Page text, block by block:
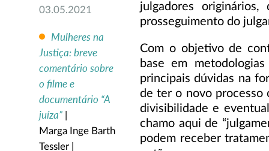
03.05.2021
Mulheres na
Justiça: breve
comentário sobre
o filme e
documentário “A
juíza”
Marga Inge Barth
Tessler |
julgadores
prosseguimento do
Com o objetivo de
base em
principais dúvidas na
de ter o novo processo
divisibilidade e
chamo aqui de
podem receber